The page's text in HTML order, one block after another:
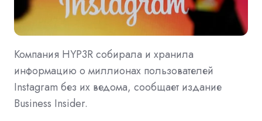
Компания HYP3R собирала и хранила
информацию о миллионах пользователей
Instagram без их ведома, сообщает издание
Business Insider.